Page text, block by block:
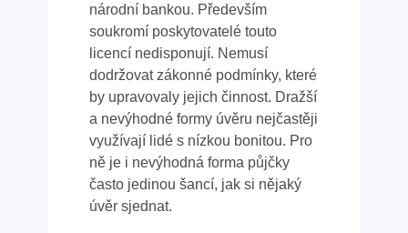
národní bankou. Především
soukromí poskytovatelé touto
licencí nedisponují. Nemusí
dodržovat zákonné podmínky, které
by upravovaly jejich činnost. Dražší
a nevýhodné formy úvěru nejčastěji
využívají lidé s nízkou bonitou. Pro
ně je i nevýhodná forma půjčky
často jedinou šancí, jak si nějaký
úvěr sjednat.